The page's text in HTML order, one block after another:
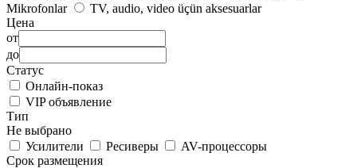
Mikrofonlar
TV, audio, video üçün aksesuarlar
Цена
от
до
Статус
Онлайн-показ
VIP объявление
Тип
Не выбрано
Усилители
Ресиверы
AV-процессоры
Срок размещения